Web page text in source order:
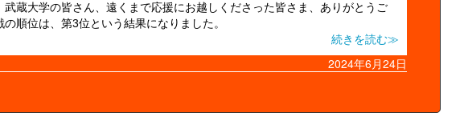
武蔵大学の皆さん、遠くまで応援にお越しくださった皆さま、ありがとうご
順位は、第3位という結果になりました。
続きを読む≫
2024年6月24日